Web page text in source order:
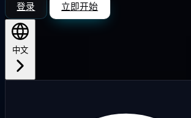
登录 立即开始
中文